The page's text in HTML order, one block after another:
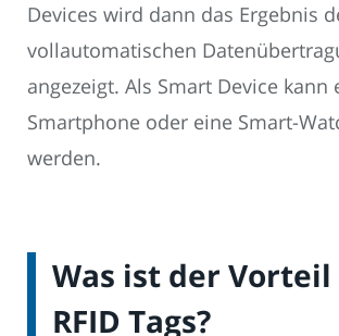
Devices wird dann das Ergebnis
vollautomatischen
angezeigt. Als Smart Device kann
Smartphone oder eine Smart-
werden.
Was ist der
RFID Tags?